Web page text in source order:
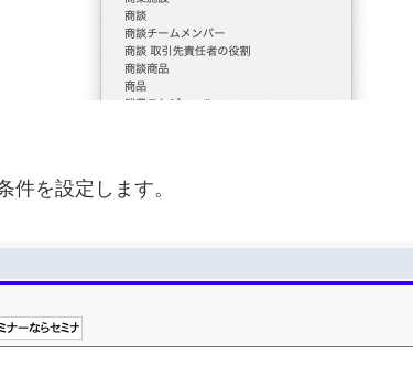
件を設定します。